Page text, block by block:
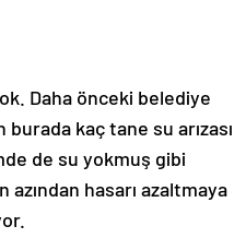
Daha önceki belediye
kaç tane su arızası
de su yokmuş gibi
hasarı azaltmaya